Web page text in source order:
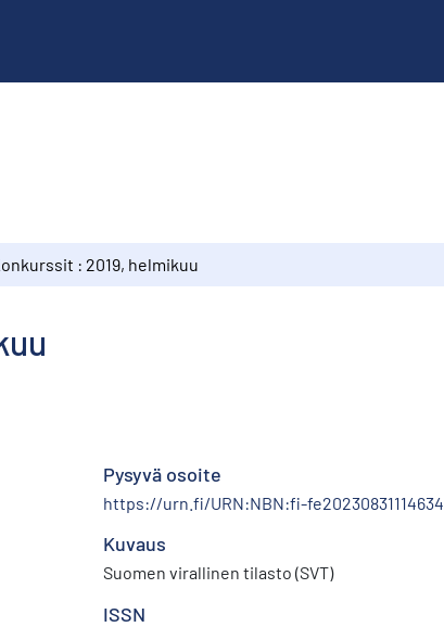
: 2019, helmikuu
Pysyvä osoite
https://urn.fi/URN:NBN:fi-fe20230831114634
Kuvaus
Suomen virallinen tilasto (SVT)
ISSN